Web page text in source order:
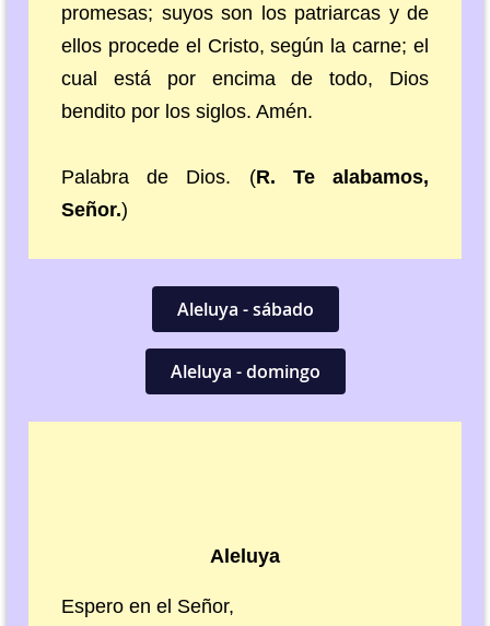
promesas; suyos son los patriarcas y de
ellos procede el Cristo, según la carne; el
cual está por encima de todo, Dios
bendito por los siglos. Amén.
Palabra de Dios. (R. Te alabamos,
Señor.)
Aleluya - sábado
Aleluya - domingo
Aleluya
Espero en el Señor,